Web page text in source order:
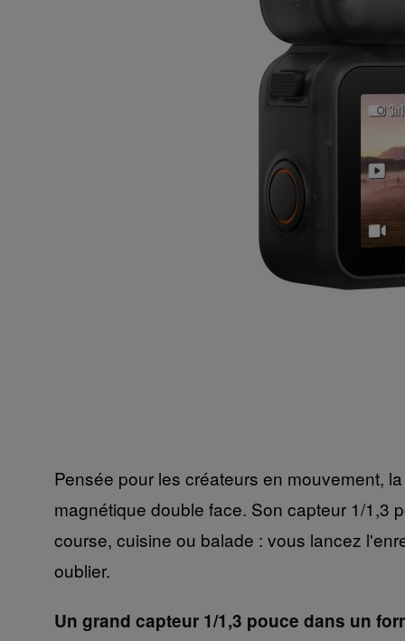
Pensée pour les créateurs en mouvement,
magnétique double face. Son capteur 1/1,3
course, cuisine ou balade : vous lancez
oublier.
Un grand capteur 1/1,3 pouce dans un